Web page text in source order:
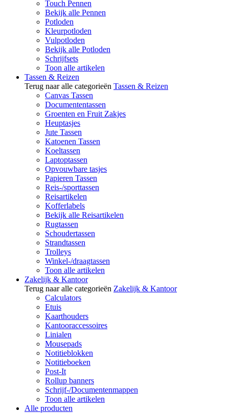
Touch Pennen
Bekijk alle Pennen
Potloden
Kleurpotloden
Vulpotloden
Bekijk alle Potloden
Schrijfsets
Toon alle artikelen
Tassen & Reizen
Terug naar alle categorieën Tassen & Reizen
Canvas Tassen
Documententassen
Groenten en Fruit Zakjes
Heuptasjes
Jute Tassen
Katoenen Tassen
Koeltassen
Laptoptassen
Opvouwbare tasjes
Papieren Tassen
Reis-/sporttassen
Reisartikelen
Kofferlabels
Bekijk alle Reisartikelen
Rugtassen
Schoudertassen
Strandtassen
Trolleys
Winkel-/draagtassen
Toon alle artikelen
Zakelijk & Kantoor
Terug naar alle categorieën Zakelijk & Kantoor
Calculators
Etuis
Kaarthouders
Kantooraccessoires
Linialen
Mousepads
Notitieblokken
Notitieboeken
Post-It
Rollup banners
Schrijf-/Documentenmappen
Toon alle artikelen
Alle producten